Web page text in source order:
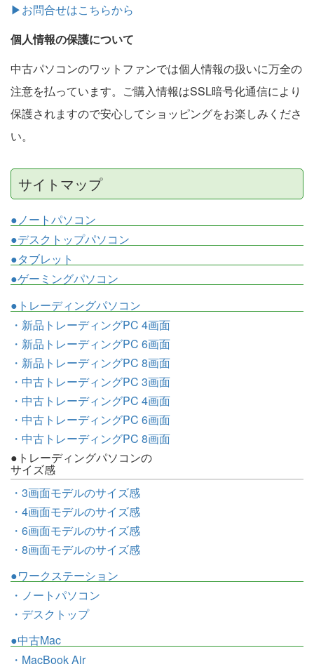
▶お問合せはこちらから
個人情報の保護について
中古パソコンのワットファンでは個人情報の扱いに万全の
注意を払っています。ご購入情報はSSL暗号化通信により
保護されますので安心してショッピングをお楽しみくださ
い。
サイトマップ
●ノートパソコン
●デスクトップパソコン
●タブレット
●ゲーミングパソコン
●トレーディングパソコン
・新品トレーディングPC 4画面
・新品トレーディングPC 6画面
・新品トレーディングPC 8画面
・中古トレーディングPC 3画面
・中古トレーディングPC 4画面
・中古トレーディングPC 6画面
・中古トレーディングPC 8画面
●トレーディングパソコンの
サイズ感
・3画面モデルのサイズ感
・4画面モデルのサイズ感
・6画面モデルのサイズ感
・8画面モデルのサイズ感
●ワークステーション
・ノートパソコン
・デスクトップ
●中古Mac
・MacBook Air